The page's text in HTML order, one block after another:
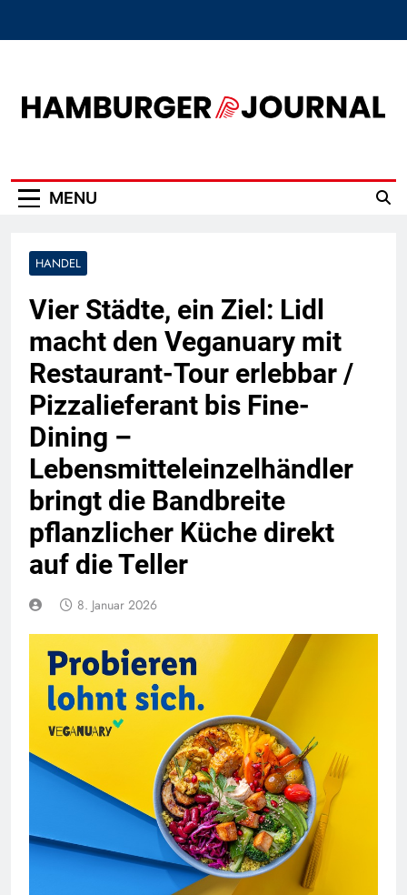
MENU
HANDEL
Vier Städte, ein Ziel: Lidl
macht den Veganuary mit
Restaurant-Tour erlebbar /
Pizzalieferant bis Fine-
Dining –
Lebensmitteleinzelhändler
bringt die Bandbreite
pflanzlicher Küche direkt
auf die Teller
8. Januar 2026